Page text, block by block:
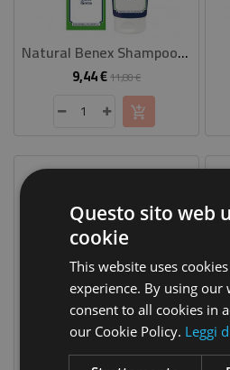
Natural Benex Shampoo Doccia
9,44 €Prezzo
base
11,80 €Prezzo
Prezzo Scontato
Natural Benex Anticellulite
18,24 €PrezzoPrezzo
Questo sito web
cookie
This website uses
experience. By using our
consent to all cookies in
our Cookie Policy. Leggi